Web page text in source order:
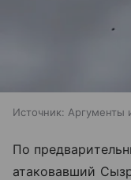
Источник: Аргументы
По
атаковавший